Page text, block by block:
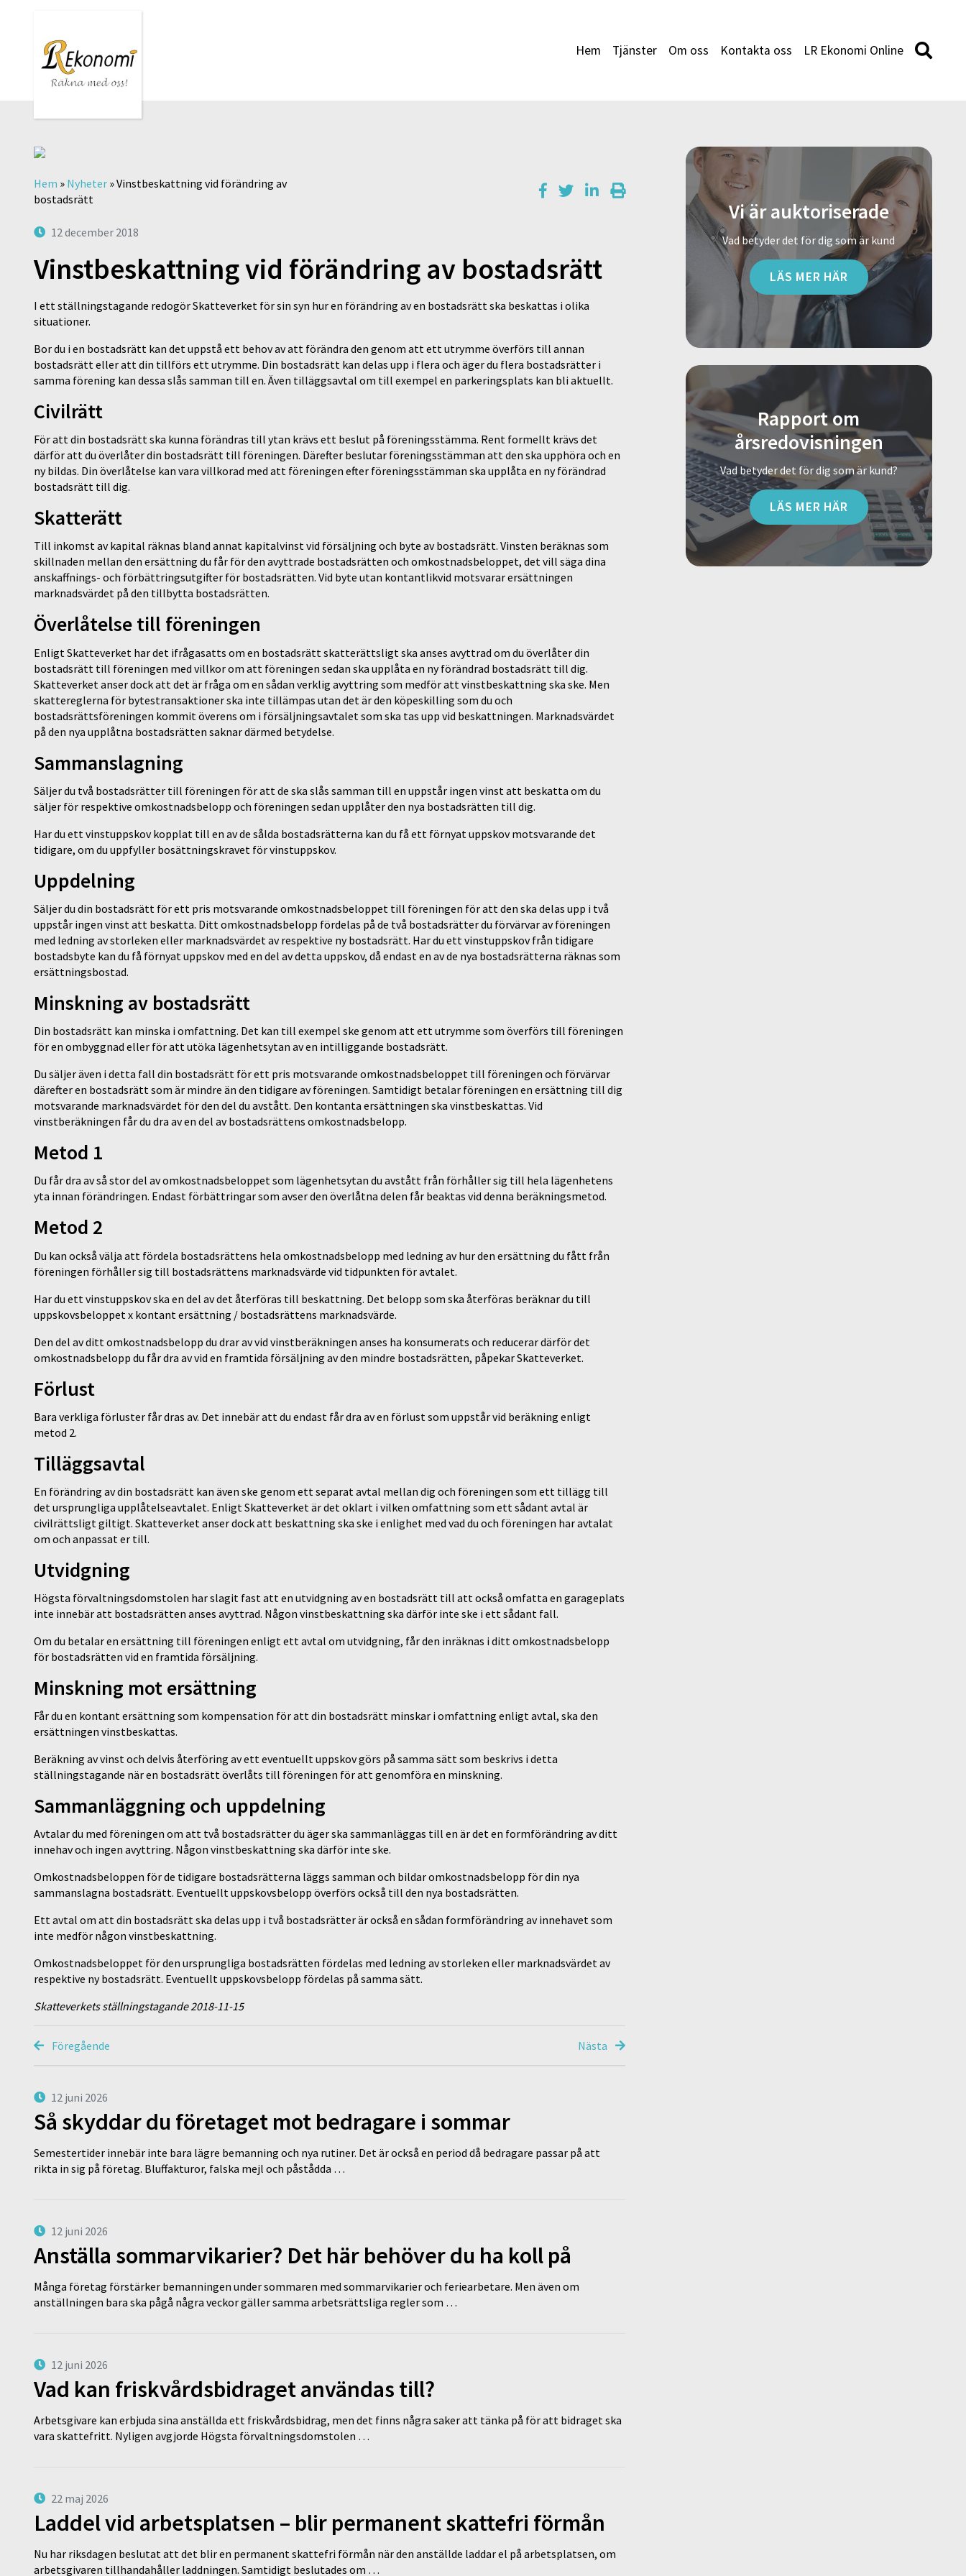
Hem Tjänster Om oss Kontakta oss LR Ekonomi Online
Hem » Nyheter »Vinstbeskattning vid förändring av
bostadsrätt
12 december 2018
Vinstbeskattning vid förändring av bostadsrätt
I ett ställningstagande redogör Skatteverket för sin syn hur en förändring av en bostadsrätt ska beskattas i olika
situationer.
Bor du i en bostadsrätt kan det uppstå ett behov av att förändra den genom att ett utrymme överförs till annan
bostadsrätt eller att din tillförs ett utrymme. Din bostadsrätt kan delas upp i flera och äger du flera bostadsrätter i
samma förening kan dessa slås samman till en. Även tilläggsavtal om till exempel en parkeringsplats kan bli aktuellt.
Civilrätt
För att din bostadsrätt ska kunna förändras till ytan krävs ett beslut på föreningsstämma. Rent formellt krävs det
därför att du överlåter din bostadsrätt till föreningen. Därefter beslutar föreningsstämman att den ska upphöra och en
ny bildas. Din överlåtelse kan vara villkorad med att föreningen efter föreningsstämman ska upplåta en ny förändrad
bostadsrätt till dig.
Skatterätt
Till inkomst av kapital räknas bland annat kapitalvinst vid försäljning och byte av bostadsrätt. Vinsten beräknas som
skillnaden mellan den ersättning du får för den avyttrade bostadsrätten och omkostnadsbeloppet, det vill säga dina
anskaffnings- och förbättringsutgifter för bostadsrätten. Vid byte utan kontantlikvid motsvarar ersättningen
marknadsvärdet på den tillbytta bostadsrätten.
Överlåtelse till föreningen
Enligt Skatteverket har det ifrågasatts om en bostadsrätt skatterättsligt ska anses avyttrad om du överlåter din
bostadsrätt till föreningen med villkor om att föreningen sedan ska upplåta en ny förändrad bostadsrätt till dig.
Skatteverket anser dock att det är fråga om en sådan verklig avyttring som medför att vinstbeskattning ska ske. Men
skattereglerna för bytestransaktioner ska inte tillämpas utan det är den köpeskilling som du och
bostadsrättsföreningen kommit överens om i försäljningsavtalet som ska tas upp vid beskattningen. Marknadsvärdet
på den nya upplåtna bostadsrätten saknar därmed betydelse.
Sammanslagning
Säljer du två bostadsrätter till föreningen för att de ska slås samman till en uppstår ingen vinst att beskatta om du
säljer för respektive omkostnadsbelopp och föreningen sedan upplåter den nya bostadsrätten till dig.
Har du ett vinstuppskov kopplat till en av de sålda bostadsrätterna kan du få ett förnyat uppskov motsvarande det
tidigare, om du uppfyller bosättningskravet för vinstuppskov.
Uppdelning
Säljer du din bostadsrätt för ett pris motsvarande omkostnadsbeloppet till föreningen för att den ska delas upp i två
uppstår ingen vinst att beskatta. Ditt omkostnadsbelopp fördelas på de två bostadsrätter du förvärvar av föreningen
med ledning av storleken eller marknadsvärdet av respektive ny bostadsrätt. Har du ett vinstuppskov från tidigare
bostadsbyte kan du få förnyat uppskov med en del av detta uppskov, då endast en av de nya bostadsrätterna räknas som
ersättningsbostad.
Minskning av bostadsrätt
Din bostadsrätt kan minska i omfattning. Det kan till exempel ske genom att ett utrymme som överförs till föreningen
för en ombyggnad eller för att utöka lägenhetsytan av en intilliggande bostadsrätt.
Du säljer även i detta fall din bostadsrätt för ett pris motsvarande omkostnadsbeloppet till föreningen och förvärvar
därefter en bostadsrätt som är mindre än den tidigare av föreningen. Samtidigt betalar föreningen en ersättning till dig
motsvarande marknadsvärdet för den del du avstått. Den kontanta ersättningen ska vinstbeskattas. Vid
vinstberäkningen får du dra av en del av bostadsrättens omkostnadsbelopp.
Metod 1
Du får dra av så stor del av omkostnadsbeloppet som lägenhetsytan du avstått från förhåller sig till hela lägenhetens
yta innan förändringen. Endast förbättringar som avser den överlåtna delen får beaktas vid denna beräkningsmetod.
Metod 2
Du kan också välja att fördela bostadsrättens hela omkostnadsbelopp med ledning av hur den ersättning du fått från
föreningen förhåller sig till bostadsrättens marknadsvärde vid tidpunkten för avtalet.
Har du ett vinstuppskov ska en del av det återföras till beskattning. Det belopp som ska återföras beräknar du till
uppskovsbeloppet x kontant ersättning / bostadsrättens marknadsvärde.
Den del av ditt omkostnadsbelopp du drar av vid vinstberäkningen anses ha konsumerats och reducerar därför det
omkostnadsbelopp du får dra av vid en framtida försäljning av den mindre bostadsrätten, påpekar Skatteverket.
Förlust
Bara verkliga förluster får dras av. Det innebär att du endast får dra av en förlust som uppstår vid beräkning enligt
metod 2.
Tilläggsavtal
En förändring av din bostadsrätt kan även ske genom ett separat avtal mellan dig och föreningen som ett tillägg till
det ursprungliga upplåtelseavtalet. Enligt Skatteverket är det oklart i vilken omfattning som ett sådant avtal är
civilrättsligt giltigt. Skatteverket anser dock att beskattning ska ske i enlighet med vad du och föreningen har avtalat
om och anpassat er till.
Utvidgning
Högsta förvaltningsdomstolen har slagit fast att en utvidgning av en bostadsrätt till att också omfatta en garageplats
inte innebär att bostadsrätten anses avyttrad. Någon vinstbeskattning ska därför inte ske i ett sådant fall.
Om du betalar en ersättning till föreningen enligt ett avtal om utvidgning, får den inräknas i ditt omkostnadsbelopp
för bostadsrätten vid en framtida försäljning.
Minskning mot ersättning
Får du en kontant ersättning som kompensation för att din bostadsrätt minskar i omfattning enligt avtal, ska den
ersättningen vinstbeskattas.
Beräkning av vinst och delvis återföring av ett eventuellt uppskov görs på samma sätt som beskrivs i detta
ställningstagande när en bostadsrätt överlåts till föreningen för att genomföra en minskning.
Sammanläggning och uppdelning
Avtalar du med föreningen om att två bostadsrätter du äger ska sammanläggas till en är det en formförändring av ditt
innehav och ingen avyttring. Någon vinstbeskattning ska därför inte ske.
Omkostnadsbeloppen för de tidigare bostadsrätterna läggs samman och bildar omkostnadsbelopp för din nya
sammanslagna bostadsrätt. Eventuellt uppskovsbelopp överförs också till den nya bostadsrätten.
Ett avtal om att din bostadsrätt ska delas upp i två bostadsrätter är också en sådan formförändring av innehavet som
inte medför någon vinstbeskattning.
Omkostnadsbeloppet för den ursprungliga bostadsrätten fördelas med ledning av storleken eller marknadsvärdet av
respektive ny bostadsrätt. Eventuellt uppskovsbelopp fördelas på samma sätt.
Skatteverkets ställningstagande 2018-11-15
Föregående Nästa
12 juni 2026
Så skyddar du företaget mot bedragare i sommar
Semestertider innebär inte bara lägre bemanning och nya rutiner. Det är också en period då bedragare passar på att
rikta in sig på företag. Bluffakturor, falska mejl och påstådda …
12 juni 2026
Anställa sommarvikarier? Det här behöver du ha koll på
Många företag förstärker bemanningen under sommaren med sommarvikarier och feriearbetare. Men även om
anställningen bara ska pågå några veckor gäller samma arbetsrättsliga regler som …
12 juni 2026
Vad kan friskvårdsbidraget användas till?
Arbetsgivare kan erbjuda sina anställda ett friskvårdsbidrag, men det finns några saker att tänka på för att bidraget ska
vara skattefritt. Nyligen avgjorde Högsta förvaltningsdomstolen …
22 maj 2026
Laddel vid arbetsplatsen – blir permanent skattefri förmån
Nu har riksdagen beslutat att det blir en permanent skattefri förmån när den anställde laddar el på arbetsplatsen, om
arbetsgivaren tillhandahåller laddningen. Samtidigt beslutades om …
Vi är auktoriserade
Vad betyder det för dig som är kund
LÄS MER HÄR
Rapport om
årsredovisningen
Vad betyder det för dig som är kund?
LÄS MER HÄR